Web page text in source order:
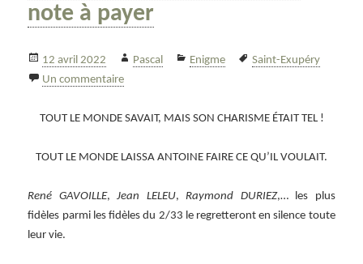
note à payer
Publié
le
12 avril 2022 Auteur
Pascal Catégories
Enigme
Mots-
Saint-Exupéry
Un commentairesur Première BIOGRAPHIE de Saint EXUPERY
TOUT LE MONDE SAVAIT, MAIS SON CHARISME ÉTAIT TEL !
TOUT LE MONDE LAISSA ANTOINE FAIRE CE QU’IL VOULAIT.
René GAVOILLE,Jean LELEU,Raymond DURIEZ,… les plus
fidèles parmi les fidèles du 2/33 le regretteront en silence toute
leur vie.